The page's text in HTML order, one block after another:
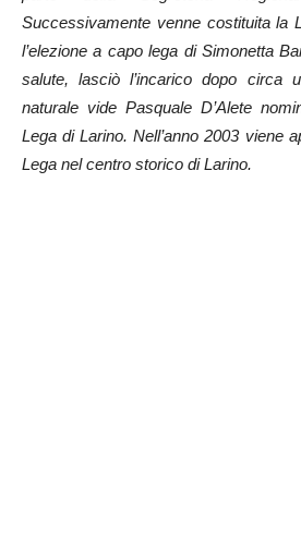
Successivamente venne costituita la
l’elezione a capo lega di Simonetta
salute, lasciò l’incarico dopo circa
naturale vide Pasquale D’Alete
Lega di Larino. Nell’anno 2003 viene
Lega nel centro storico di Larino.